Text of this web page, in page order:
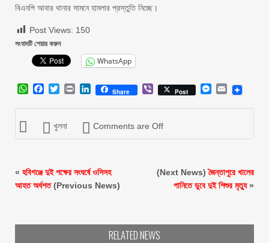
বিএনপি আবার থানার সামনে হামলার প্রস্তুতি নিচ্ছে।
Post Views: 150
সংবাদটি শেয়ার করুন
WhatsApp
WhatsApp
Facebook
Twitter
Print LinkedIn
Share ViberPost Messenger
Email
খুলনা Comments are Off
« হবিগঞ্জে দুই পক্ষের সংঘর্ষে ওসিসহ
আহত অর্ধশত(Previous News)
(Next News)জৈন্তাপুরে খালের
পানিতে ডুবে দুই শিশুর মৃত্যু»
RELATED NEWS